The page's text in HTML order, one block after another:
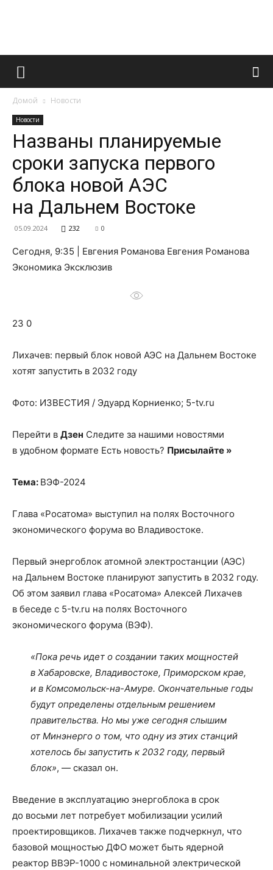
Французский
и
Домой Новости
Новости
Названы планируемые
сроки запуска первого
блока новой АЭС
на Дальнем Востоке
05.09.2024 232 0
Сегодня, 9:35 | Евгения Романова Евгения Романова
Экономика Эксклюзив
23 0
Лихачев: первый блок новой АЭС на Дальнем Востоке
хотят запустить в 2032 году
Фото: ИЗВЕСТИЯ / Эдуард Корниенко; 5-tv.ru
Перейти в Дзен Следите за нашими новостями
в удобном формате Есть новость? Присылайте »
Тема: ВЭФ-2024
Глава «Росатома» выступил на полях Восточного
экономического форума во Владивостоке.
Первый энергоблок атомной электростанции (АЭС)
на Дальнем Востоке планируют запустить в 2032 году.
Об этом заявил глава «Росатома» Алексей Лихачев
в беседе с 5-tv.ru на полях Восточного
экономического форума (ВЭФ).
«Пока речь идет о создании таких мощностей
в Хабаровске, Владивостоке, Приморском крае,
и в Комсомольск-на-Амуре. Окончательные годы
будут определены отдельным решением
правительства. Но мы уже сегодня слышим
от Минэнерго о том, что одну из этих станций
хотелось бы запустить к 2032 году, первый
блок», — сказал он.
Введение в эксплуатацию энергоблока в срок
до восьми лет потребует мобилизации усилий
проектировщиков. Лихачев также подчеркнул, что
базовой мощностью ДФО может быть ядерной
реактор ВВЭР-1000 с номинальной электрической